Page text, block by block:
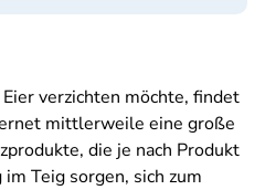
verzichten möchte, findet
mittlerweile eine große
die je nach Produkt
Teig sorgen, sich zum